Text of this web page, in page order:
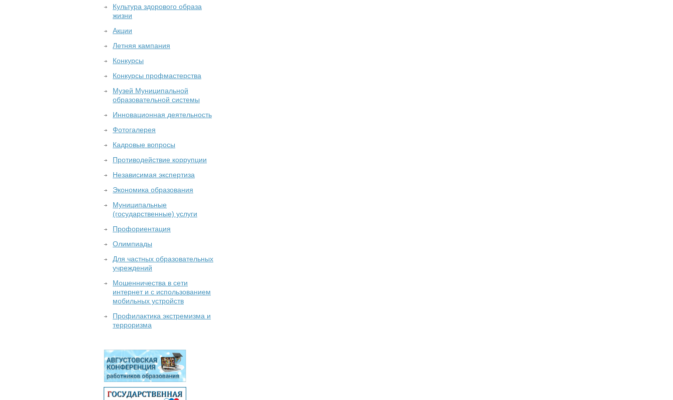
Культура здорового образа
жизни
Акции
Летняя кампания
Конкурсы
Конкурсы профмастерства
Музей Муниципальной
образовательной системы
Инновационная деятельность
Фотогалерея
Кадровые вопросы
Противодействие коррупции
Независимая экспертиза
Экономика образования
Муниципальные
(государственные) услуги
Профориентация
Олимпиады
Для частных образовательных
учреждений
Мошенничества в сети
интернет и с использованием
мобильных устройств
Профилактика экстремизма и
терроризма